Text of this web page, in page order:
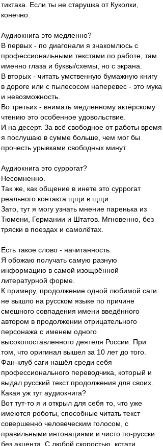
тиктака. Если ты не старушка от Куколки,
конечно.
Аудиокнига это медленно?
В первых - по диагонали я знакомлюсь с
профессиональными текстами по работе, там
именно глаза и буквы/схемы, но с экрана.
В вторых - читать умственную бумажную книгу
в дороге или с пылесосом наперевес - это мука
и невозможность.
Во третьих - внимать медленному актёрскому
чтению это особенное удовольствие.
И на десерт. За всё свободное от работы время
я послушаю в сумме больше, чем мог бы
прочесть урывками свободных минут.
Аудиокнига это суррогат?
Несомненно.
Так же, как общение в инете это суррогат
реального контакта щщи в щщи.
Зато, тут я могу узнать мнение паренька из
Тюмени, Германии и Штатов. Мгновенно, без
тряски в поездах и самолётах.
Есть такое слово - начитанность.
Я обожаю получать самую разную
информацию в самой изощрённой
литературной форме.
К примеру, продолжение одной любимой саги
не вышло на русском языке по причине
смешного совпадения имени введённого
автором в продолжении отрицательного
персонажа с именем одного
высокопоставленного деятеля России. При
том, что оригинал вышел за 10 лет до того.
Фан-клуб саги нашёл среди себя
профессионального переводчика, который и
выдал русский текст продолжения для своих.
Какая уж тут аудиокнига?
Вот тут-то я и открыл для себя то, что уже
имеются роботы, способные читать текст
совершенно человеческим голосом, с
правильными интонациями и чисто по-русски
без акцента. С любой скоростью, кстати.